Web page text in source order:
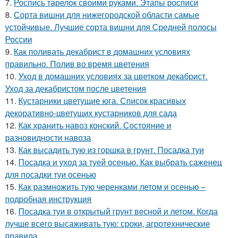
8. Сорта вишни для нижегородской области самые
устойчивые. Лучшие сорта вишни для Средней полосы
России
9. Как поливать декабрист в домашних условиях
правильно. Полив во время цветения
10. Уход в домашних условиях за цветком декабрист.
Уход за декабристом после цветения
11. Кустарники цветущие юга. Список красивых
декоративно-цветущих кустарников для сада
12. Как хранить навоз конский. Состояние и
разновидности навоза
13. Как высадить тую из горшка в грунт. Посадка туи
14. Посадка и уход за туей осенью. Как выбрать саженец
для посадки туи осенью
15. Как размножить тую черенками летом и осенью –
подробная инструкция
16. Посадка туи в открытый грунт весной и летом. Когда
лучше всего высаживать тую: сроки, агротехнические